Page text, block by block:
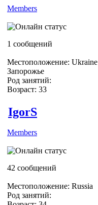
Members
1 сообщений
Местоположение: Ukraine
Запорожье
Род занятий:
Возраст: 33
IgorS
Members
42 сообщений
Местоположение: Russia
Род занятий: